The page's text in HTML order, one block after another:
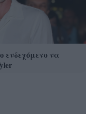
ενδεχόμενο να